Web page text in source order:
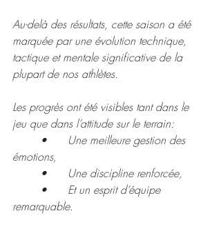
Au-delà des résultats, cette saison a été
marquée par une évolution technique,
tactique et mentale significative de la
plupart de nos athlètes.
Les progrès ont été visibles tant dans le
jeu que dans l’attitude sur le terrain:
émotions,
	•	Une discipline renforcée,
remarquable.